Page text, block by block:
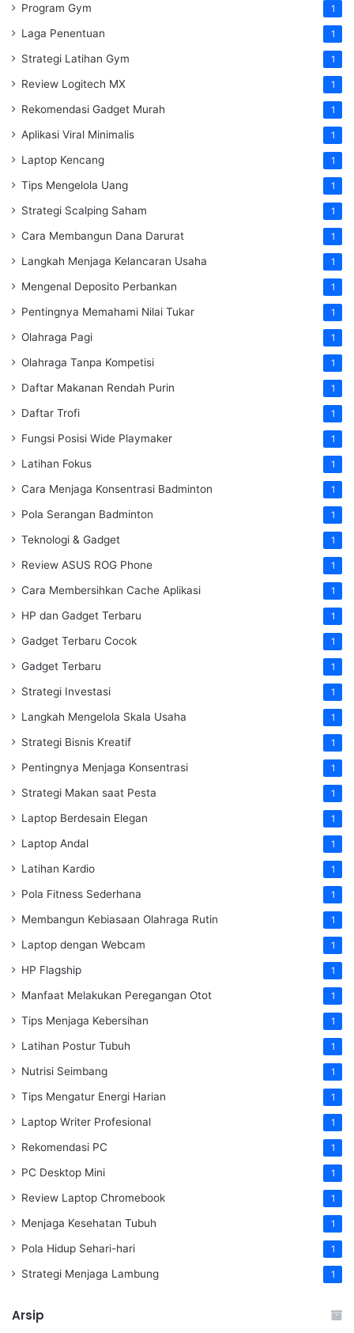
Program Gym 1
Laga Penentuan 1
Strategi Latihan Gym 1
Review Logitech MX 1
Rekomendasi Gadget Murah 1
Aplikasi Viral Minimalis 1
Laptop Kencang 1
Tips Mengelola Uang 1
Strategi Scalping Saham 1
Cara Membangun Dana Darurat 1
Langkah Menjaga Kelancaran Usaha 1
Mengenal Deposito Perbankan 1
Pentingnya Memahami Nilai Tukar 1
Olahraga Pagi 1
Olahraga Tanpa Kompetisi 1
Daftar Makanan Rendah Purin 1
Daftar Trofi 1
Fungsi Posisi Wide Playmaker 1
Latihan Fokus 1
Cara Menjaga Konsentrasi Badminton 1
Pola Serangan Badminton 1
Teknologi & Gadget 1
Review ASUS ROG Phone 1
Cara Membersihkan Cache Aplikasi 1
HP dan Gadget Terbaru 1
Gadget Terbaru Cocok 1
Gadget Terbaru 1
Strategi Investasi 1
Langkah Mengelola Skala Usaha 1
Strategi Bisnis Kreatif 1
Pentingnya Menjaga Konsentrasi 1
Strategi Makan saat Pesta 1
Laptop Berdesain Elegan 1
Laptop Andal 1
Latihan Kardio 1
Pola Fitness Sederhana 1
Membangun Kebiasaan Olahraga Rutin 1
Laptop dengan Webcam 1
HP Flagship 1
Manfaat Melakukan Peregangan Otot 1
Tips Menjaga Kebersihan 1
Latihan Postur Tubuh 1
Nutrisi Seimbang 1
Tips Mengatur Energi Harian 1
Laptop Writer Profesional 1
Rekomendasi PC 1
PC Desktop Mini 1
Review Laptop Chromebook 1
Menjaga Kesehatan Tubuh 1
Pola Hidup Sehari-hari 1
Strategi Menjaga Lambung 1
Arsip